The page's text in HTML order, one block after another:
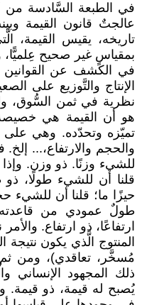
في الطبعة السَّادسة من
عالجتٌ قانون القيمة
تاريخه، يقيس القيمة،
بمقياسٍ غير صحيح عِلميًّا،
في الكشف عن القوانين
الإنتاج والتَّوزيع على
نظرية في ثمن السُّوق،
هو أن القيمة هي
تميّزه وتحدّده. وهي على
والحجم والارتفاع،...
للشيء وزنًا. ذو وزن.
قلنا أن للشيء طولًا،
حيزًا ما؛ قلنا أن للشيء
طولٌ عمودي من
ارتفاعًا، ذو ارتفاع.
المنتوج الَّذي يكون
مُسخَّر، تعاقدي)، ومن
ذلك المجهود الإنساني
يُصبح له قيمة، ذو قيمة.